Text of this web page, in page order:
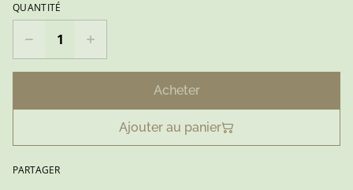
QUANTITÉ
Acheter
Ajouter au panier
PARTAGER